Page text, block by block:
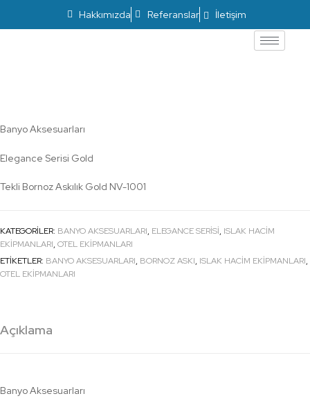
Hakkımızda Referanslar İletişim
Banyo Aksesuarları
Elegance Serisi Gold
Tekli Bornoz Askılık Gold NV-1001
KATEGORILER: BANYO AKSESUARLARI, ELEGANCE SERISI, ISLAK HACİM
EKİPMANLARI, OTEL EKİPMANLARI
ETIKETLER: BANYO AKSESUARLARI, BORNOZ ASKI, ISLAK HACİM EKİPMANLARI,
OTEL EKİPMANLARI
Açıklama
Banyo Aksesuarları